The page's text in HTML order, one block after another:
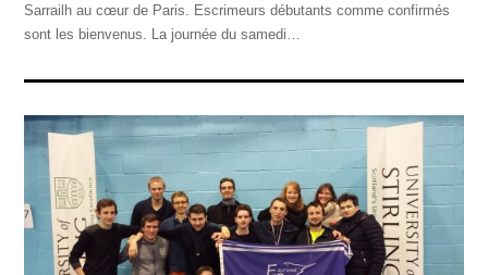
Sarrailh au cœur de Paris. Escrimeurs débutants comme confirmés
sont les bienvenus. La journée du samedi…